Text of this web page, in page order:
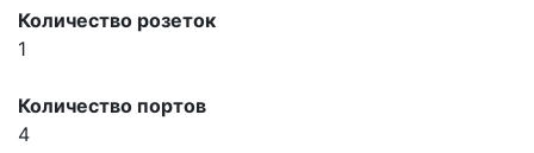
Количество розеток
1
Количество портов
4